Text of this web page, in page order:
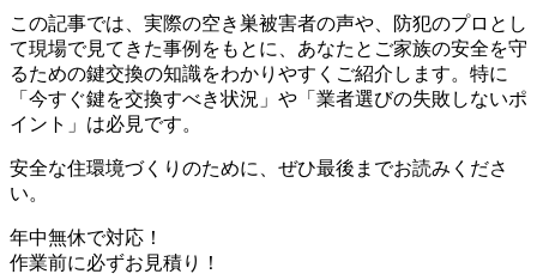
この記事では、実際の空き巣被害者の声や、防犯のプロとし
て現場で見てきた事例をもとに、あなたとご家族の安全を守
るための鍵交換の知識をわかりやすくご紹介します。特に
「今すぐ鍵を交換すべき状況」や「業者選びの失敗しないポ
イント」は必見です。
安全な住環境づくりのために、ぜひ最後までお読みくださ
い。
年中無休で対応！
作業前に必ずお見積り！